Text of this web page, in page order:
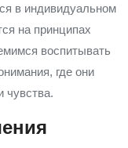
в индивидуальном
на принципах
воспитывать
где они
чувства.